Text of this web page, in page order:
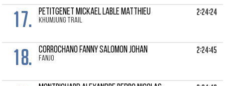
17. PETITGENET MICKAEL Lable Matthieu
Khumjung trail
2:24:24
18. CORROCHANO FANNY Salomon Johan
FanJo
2:24:45